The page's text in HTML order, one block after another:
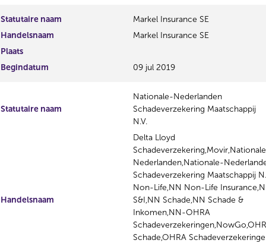
Statutaire naam
Markel Insurance SE
Handelsnaam
Markel Insurance SE
Plaats
Begindatum
09 jul 2019
Statutaire naam
Nationale-Nederlanden
Schadeverzekering Maatschappij
N.V.
Handelsnaam
Delta Lloyd
Nederlanden,Nationale-
Schadeverzekering Maatschappij
Non-Life,NN Non-Life
S&I,NN Schade,NN Schade &
Inkomen,NN-OHRA
Schade,OHRA